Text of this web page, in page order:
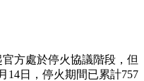
方處於停火協議階段，但
14日，停火期間已累計757